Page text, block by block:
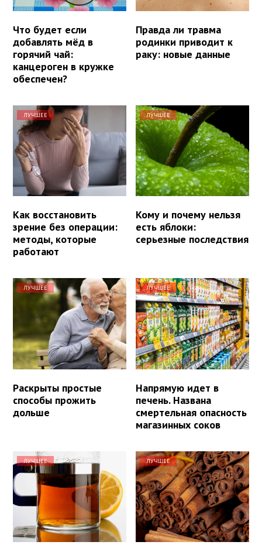
Что будет если
добавлять мёд в
горячий чай:
канцероген в кружке
обеспечен?
Правда ли травма
родинки приводит к
раку: новые данные
ЛУЧШЕЕ
Как восстановить
зрение без операции:
методы, которые
работают
ЛУЧШЕЕ
Кому и почему нельзя
есть яблоки:
серьезные последствия
ЛУЧШЕЕ
Раскрыты простые
способы прожить
дольше
ЛУЧШЕЕ
Напрямую идет в
печень. Названа
смертельная опасность
магазинных соков
ЛУЧШЕЕ ЛУЧШЕЕ